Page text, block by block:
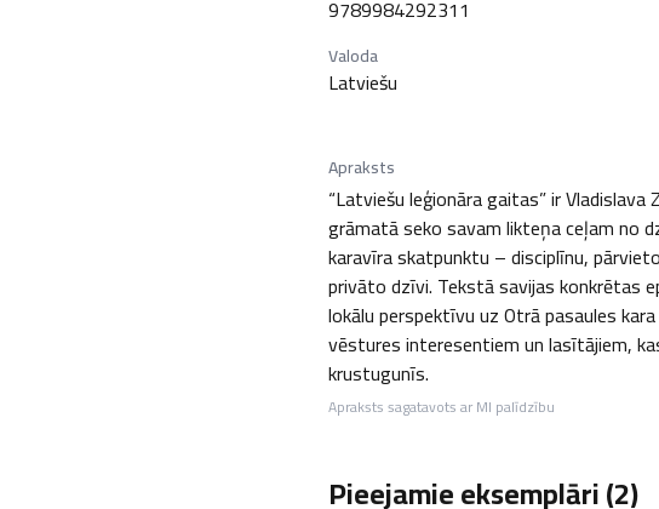
9789984292311
Valoda
Latviešu
Apraksts
“Latviešu leģionāra gaitas” ir
grāmatā seko savam likteņa ceļam no
karavīra skatpunktu – disciplīnu,
privāto dzīvi. Tekstā savijas konkrētas
lokālu perspektīvu uz Otrā pasaules
vēstures interesentiem un lasītājiem,
krustugunīs.
Apraksts sagatavots ar MI palīdzību
Pieejamie eksemplāri (2)